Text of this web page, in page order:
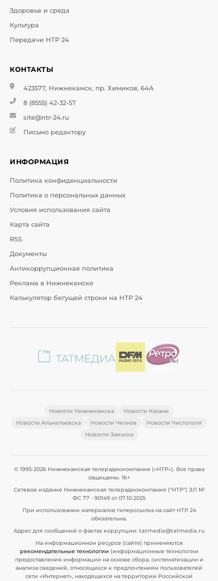
Здоровье и среда
Культура
Передачи НТР 24
КОНТАКТЫ
423577, Нижнекамск, пр. Химиков, 64А
8 (8555) 42-32-57
site@ntr-24.ru
Письмо редактору
ИНФОРМАЦИЯ
Политика конфиденциальности
Политика о персональных данных
Условия использования сайта
Карта сайта
RSS
Документы
Антикоррупционная политика
Реклама в Нижнекамске
Калькулятор бегущей строки на НТР 24
Новости Нижнекамска
Новости Казани
Новости Альметьевска
Новости Челнов
Новости Чистополя
Новости Заинска
© 1995-2026 Нижнекамская телерадиокомпания («НТР»). Все права
защищены. 16+
Сетевое издание Нижнекамская телерадиокомпания ("НТР") ЭЛ №
ФС 77 - 90149 от 07.10.2025
При использовании материалов гиперссылка на сайт НТР 24
обязательна.
Адрес для сообщений о фактах коррупции: tatmedia@tatmedia.ru
На информационном ресурсе (сайте) применяются
рекомендательные технологии (информационные технологии
предоставления информации на основе сбора, систематизации и
анализа сведений, относящихся к предпочтениям пользователей
сети «Интернет», находящихся на территории Российской